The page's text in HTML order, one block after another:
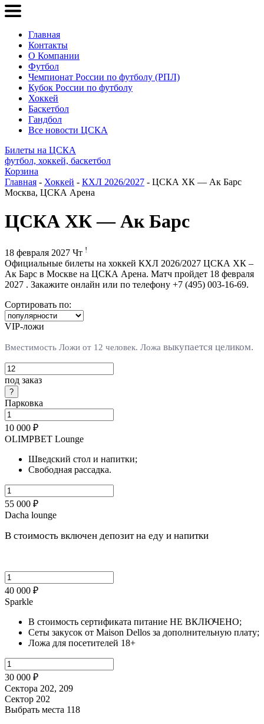
Главная
Контакты
О Компании
Футбол
Чемпионат России по футболу (РПЛ)
Кубок России по футболу
Хоккей
Баскетбол
Гандбол
Все новости ЦСКА
Билеты на ЦСКА
футбол, хоккей, баскетбол
Корзина
Главная - Хоккей - КХЛ 2026/2027 - ЦСКА ХК — Ак Барс
Москва, ЦСКА Арена
ЦСКА ХК — Ак Барс
18 февраля 2027 Чт !
Официальные билеты на хоккей КХЛ 2026/2027 ЦСКА ХК –
Ак Барс в Москве на ЦСКА Арена. Матч пройдет 18 февраля
2027 . Закажите онлайн или по телефону +7 (495) 003-16-69.
Сортировать по:
VIP-ложи
Вместимость Ложи от 12 человек. Ложа выкупается целиком.
под заказ
Парковка
10 000 ₽
OLIMPBET Lounge
Шведский стол и напитки;
Свободная рассадка.
55 000 ₽
Dacha lounge
В стоимость включен депозит на еду и напитки
40 000 ₽
Sparkle
В стоимость сертификата питание НЕ ВКЛЮЧЕНО;
Сеты закусок от Maison Dellos за дополнительную плату;
Ложа для посетителей 18+
30 000 ₽
Сектора 202, 209
Сектор 202
Выбрать места 118